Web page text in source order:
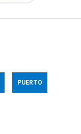
PUERTO